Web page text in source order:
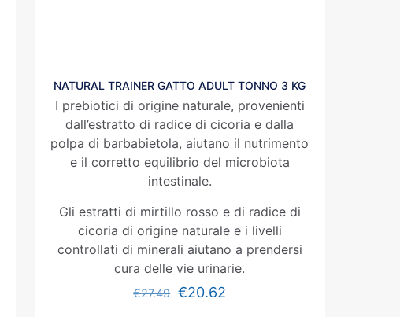
NATURAL TRAINER GATTO ADULT TONNO 3 KG
I prebiotici di origine naturale, provenienti
dall’estratto di radice di cicoria e dalla
polpa di barbabietola, aiutano il nutrimento
e il corretto equilibrio del microbiota
intestinale.
Gli estratti di mirtillo rosso e di radice di
cicoria di origine naturale e i livelli
controllati di minerali aiutano a prendersi
cura delle vie urinarie.
€27.49 €20.62